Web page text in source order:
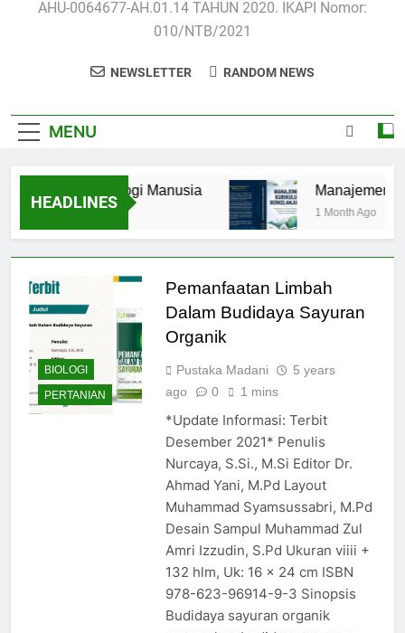
AHU-0064677-AH.01.14 TAHUN 2020. IKAPI Nomor:
010/NTB/2021
NEWSLETTER RANDOM NEWS
MENU
HEADLINES
dan Fisiologi Manusia
Ago
Manajemen
1 Month Ago
BIOLOGI
PERTANIAN
Pemanfaatan Limbah
Dalam Budidaya Sayuran
Organik
Pustaka Madani
5 years
ago
0 1 mins
*Update Informasi: Terbit
Desember 2021* Penulis
Nurcaya, S.Si., M.Si Editor Dr.
Ahmad Yani, M.Pd Layout
Muhammad Syamsussabri, M.Pd
Desain Sampul Muhammad Zul
Amri Izzudin, S.Pd Ukuran viiii +
132 hlm, Uk: 16 x 24 cm ISBN
978-623-96914-9-3 Sinopsis
Budidaya sayuran organik